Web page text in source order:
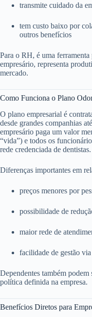
transmite cuidado da
tem custo baixo por
outros benefícios
Para o RH, é uma
empresário, representa
mercado.
Como Funciona o Plano
O plano empresarial é
desde grandes companhias
empresário paga um valor
“vida”) e todos os
rede credenciada de dentistas.
Diferenças importantes em
preços menores por
possibilidade de
maior rede de
facilidade de gestão
Dependentes também
política definida na empresa.
Benefícios Diretos para